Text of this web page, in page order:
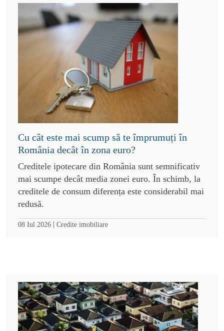
Cu cât este mai scump să te împrumuți în
România decât în zona euro?
Creditele ipotecare din România sunt semnificativ
mai scumpe decât media zonei euro. În schimb, la
creditele de consum diferența este considerabil mai
redusă.
08 Iul 2026 | Credite imobiliare